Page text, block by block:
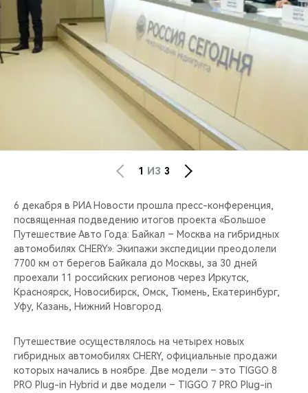
CHERY И СПОРТ
НАШИ МЕРОПРИЯТИЯ
1 ИЗ 3
6 декабря в РИА Новости прошла пресс-конференция,
посвященная подведению итогов проекта «Большое
Путешествие Авто Года: Байкал – Москва на гибридных
автомобилях CHERY». Экипажи экспедиции преодолели
7700 км от берегов Байкала до Москвы, за 30 дней
проехали 11 российских регионов через Иркутск,
Красноярск, Новосибирск, Омск, Тюмень, Екатеринбург,
Уфу, Казань, Нижний Новгород.
Путешествие осуществлялось на четырех новых
гибридных автомобилях CHERY, официальные продажи
которых начались в ноябре. Две модели – это TIGGO 8
PRO Plug-in Hybrid и две модели – TIGGO 7 PRO Plug-in